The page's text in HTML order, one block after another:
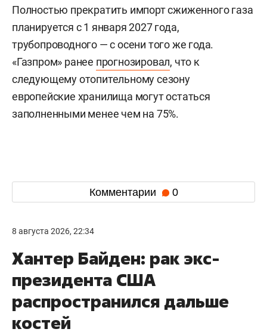
Полностью прекратить импорт сжиженного газа
планируется с 1 января 2027 года,
трубопроводного — с осени того же года.
«Газпром» ранее прогнозировал, что к
следующему отопительному сезону
европейские хранилища могут остаться
заполненными менее чем на 75%.
Комментарии 0
8 августа 2026, 22:34
Хантер Байден: рак экс-
президента США
распространился дальше
костей